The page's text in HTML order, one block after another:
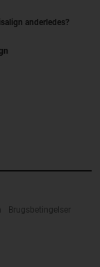
anderledes?
Brugsbetingelser